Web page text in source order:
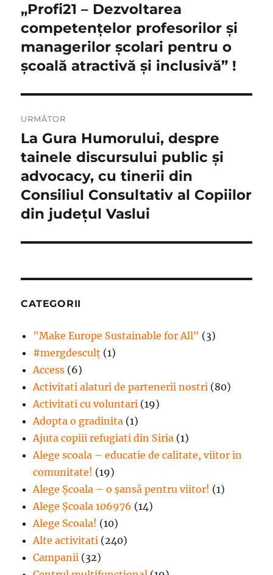
articole
anterior:
„Profi21 – Dezvoltarea
competențelor profesorilor și
managerilor școlari pentru o
școală atractivă și inclusivă” !
URMĂTOR
Articolul
următor:
La Gura Humorului, despre
tainele discursului public și
advocacy, cu tinerii din
Consiliul Consultativ al Copiilor
din județul Vaslui
CATEGORII
"Make Europe Sustainable for All" (3)
#mergdesculţ (1)
Access (6)
Activitati alaturi de partenerii nostri (80)
Activitati cu voluntari (19)
Adopta o gradinita (1)
Ajuta copiii refugiati din Siria (1)
Alege scoala – educatie de calitate, viitor in
comunitate! (19)
Alege Şcoala – o şansă pentru viitor! (1)
Alege Școala 106976 (14)
Alege Scoala! (10)
Alte activitati (240)
Campanii (32)